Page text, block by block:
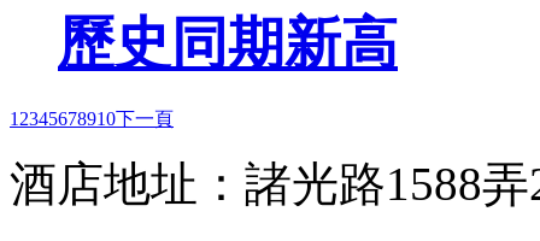
歷史同期新高
1 2345678910下一頁
酒店地址：諸光路1588